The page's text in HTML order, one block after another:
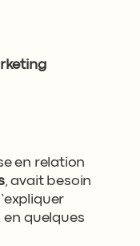
en relation
, avait besoin
en quelques